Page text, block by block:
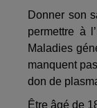
Donner son
permettre à
Maladies
manquent
don de
Être âgé de